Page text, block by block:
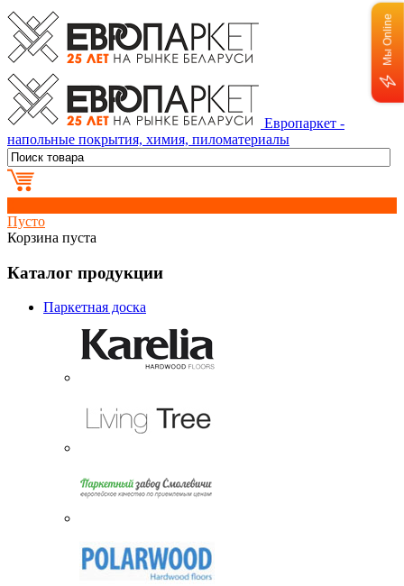
Европаркет -
напольные покрытия, химия, пиломатериалы
Пусто
Корзина пуста
Каталог продукции
Паркетная доска
Мы Online